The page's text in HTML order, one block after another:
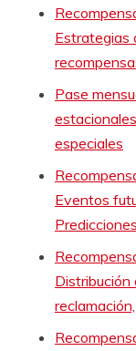
Estrategias
Pase
especiales
Eventos
Distribución